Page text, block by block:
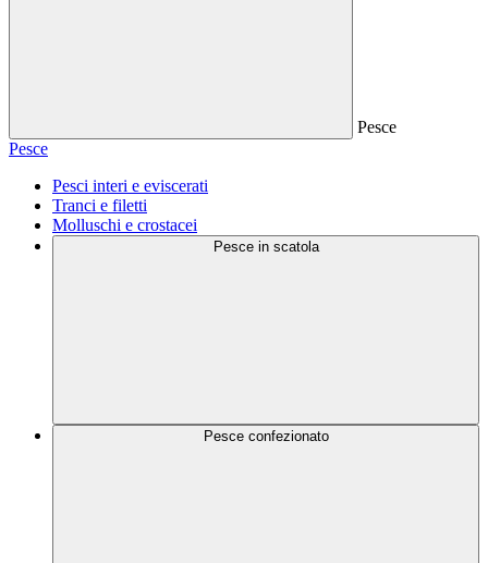
Pesce
Pesce
Pesci interi e eviscerati
Tranci e filetti
Molluschi e crostacei
Pesce in scatola
Pesce confezionato